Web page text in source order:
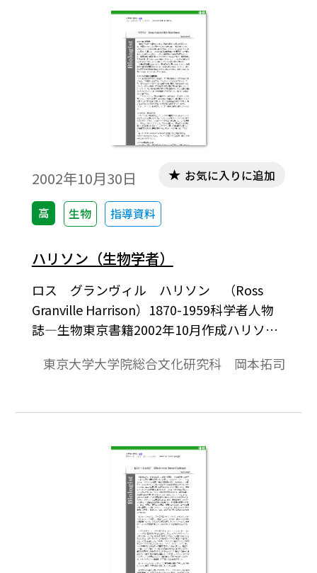
が結局生物学と化学を学んだ。学部生の時
代からカエルの神経を使った実験を行って
いたという。1937年から1938年にはニュー
ヨークのロックフェラー研究所に招かれて
留学し，ケンブリッジに帰国後A.F.ハクスリ
ーとの共同研究を始めた。しかし，1940年
から第２次世界大戦の終了まで，ホジキン
は自らの研究を中断し航空医学の研究に協
力して，イギリス各地を移動しなければな
らなかった。
2002年10月30日
高 生物 指導資料
お気に入りに追加
ハリソン（生物学者）
ロス グランヴィル ハリソン （Ross
Granville Harrison）1870-1959科学者人物
誌―生物東京書籍2002年10月作成ハリソン
ッドなフェイスを這うことを証明した
ガラスびんの中に入れた。クモはシリンダ
に脱フィブリンしたプラスマを置いた。朝
露がクモの巣に置いた姿を想像すればよ
い。このプラスマ滴に神経組織片を置い
た。神経細胞から伸びた繊維は液の中を泳
がず，クモの糸に沿って伸びた。
東京大学大学院総合文化研究科 岡本拓司